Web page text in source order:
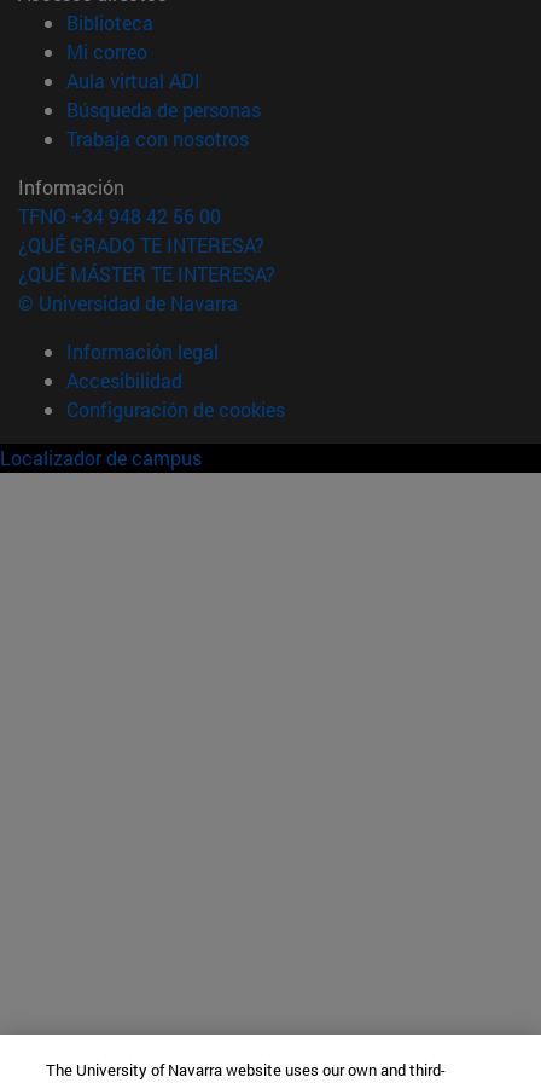
Biblioteca
Mi correo(abre en nueva ventana)
Aula virtual ADI
Búsqueda de personas(abre en nueva ventana)
Trabaja con nosotros(abre en nueva ventana)
Información
TFNO +34 948 42 56 00
¿QUÉ GRADO TE INTERESA?
¿QUÉ MÁSTER TE INTERESA?
© Universidad de Navarra
Información legal
Accesibilidad
Configuración de cookies
Localizador de campus
The University of Navarra website uses our own and third-